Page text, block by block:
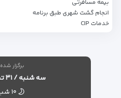
بیمه مسافرتی
انجام گشت شهری طبق برنامه
خدمات CIP
برگزار شده
سه شنبه / ۳۱ تیر ۱۴۰۴
۱۰ شب